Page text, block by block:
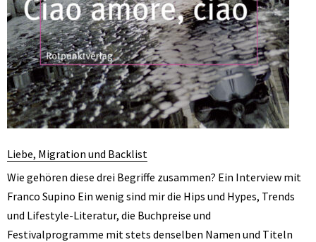
Liebe, Migration und Backlist
Wie gehören diese drei Begriffe zusammen? Ein Interview mit
Franco Supino Ein wenig sind mir die Hips und Hypes, Trends
und Lifestyle-Literatur, die Buchpreise und
Festivalprogramme mit stets denselben Namen und Titeln